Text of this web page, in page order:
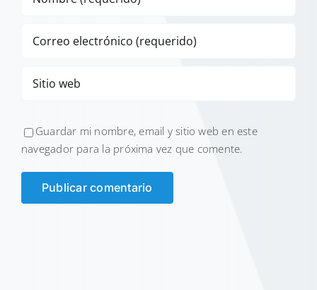
Guardar mi nombre, email y sitio web en este
navegador para la próxima vez que comente.